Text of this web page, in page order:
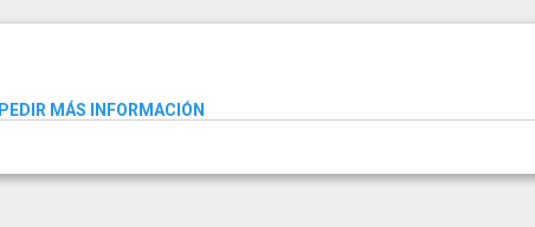
PEDIR MÁS INFORMACIÓN